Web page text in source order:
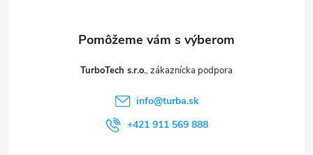
TurboTech s.r.o.
info@turba.sk
+421 911 569 888